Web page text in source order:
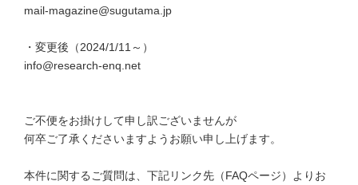
mail-magazine@sugutama.jp
・変更後（2024/1/11～）
info@research-enq.net
ご不便をお掛けして申し訳ございませんが
何卒ご了承くださいますようお願い申し上げます。
本件に関するご質問は、下記リンク先（FAQページ）よりお